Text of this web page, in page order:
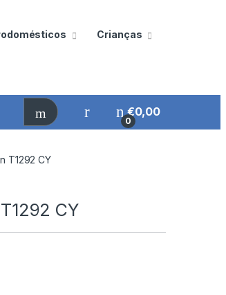
Crianças
0
€0,00
T1292 CY
CY